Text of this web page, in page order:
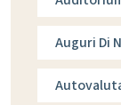
Auguri Di